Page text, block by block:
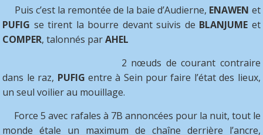
Puis c’est la remontée de la baie d’Audierne, ENAWEN et
PUFIG se tirent la bourre devant suivis de BLANJUME et
COMPER, talonnés parAHEL
2 nœuds de courant contraire
dans le raz, PUFIG entre à Sein pour faire l’état des lieux,
un seul voilier au mouillage.
Force 5 avec rafales à 7B annoncées pour la nuit, tout le
monde étale un maximum de chaîne derrière l’ancre,